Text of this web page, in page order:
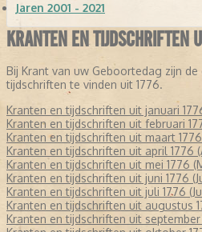
Jaren 2001 - 2021
KRANTEN EN TIJDSCHRIFTEN
Bij Krant van uw Geboortedag zijn
tijdschriften te vinden uit 1776.
Kranten en tijdschriften uit januari
Kranten en tijdschriften uit februari
Kranten en tijdschriften uit maart
Kranten en tijdschriften uit april 1776
Kranten en tijdschriften uit mei 1776
Kranten en tijdschriften uit juni 1776
Kranten en tijdschriften uit juli 1776
Kranten en tijdschriften uit augustus
Kranten en tijdschriften uit september